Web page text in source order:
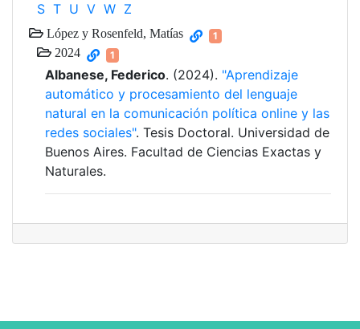
S T U V W Z
López y Rosenfeld, Matías 1
2024 1
Albanese, Federico. (2024). "Aprendizaje
automático y procesamiento del lenguaje
natural en la comunicación política online y las
redes sociales". Tesis Doctoral. Universidad de
Buenos Aires. Facultad de Ciencias Exactas y
Naturales.